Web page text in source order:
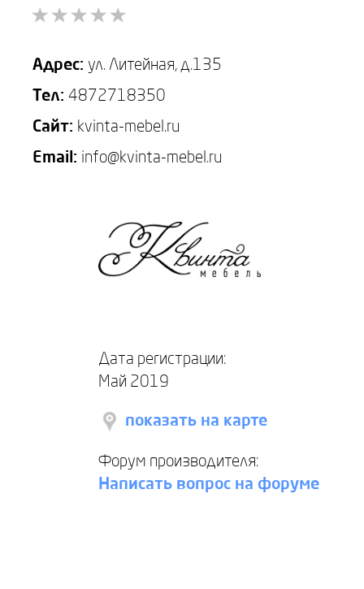
Адрес: ул. Литейная, д.135
Тел: 4872718350
Сайт: kvinta-mebel.ru
Email: info@kvinta-mebel.ru
Дата регистрации:
Май 2019
показать на карте
Форум производителя:
Написать вопрос на форуме